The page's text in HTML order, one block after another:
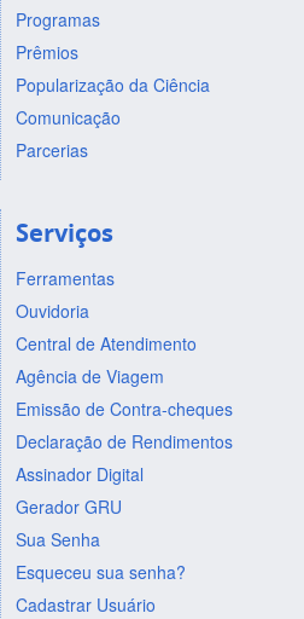
Programas
Prêmios
Popularização da Ciência
Comunicação
Parcerias
Serviços
Ferramentas
Ouvidoria
Central de Atendimento
Agência de Viagem
Emissão de Contra-cheques
Declaração de Rendimentos
Assinador Digital
Gerador GRU
Sua Senha
Esqueceu sua senha?
Cadastrar Usuário